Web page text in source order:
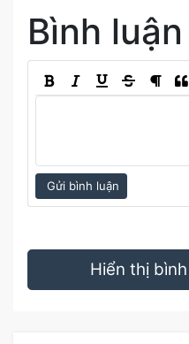
Bình luận
Gửi bình luận
Hiển thị